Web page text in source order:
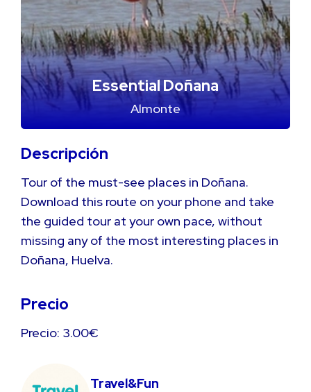
Essential Doñana
Almonte
Descripción
Tour of the must-see places in Doñana.
Download this route on your phone and take
the guided tour at your own pace, without
missing any of the most interesting places in
Doñana, Huelva.
Precio
Precio: 3.00€
Travel&Fun